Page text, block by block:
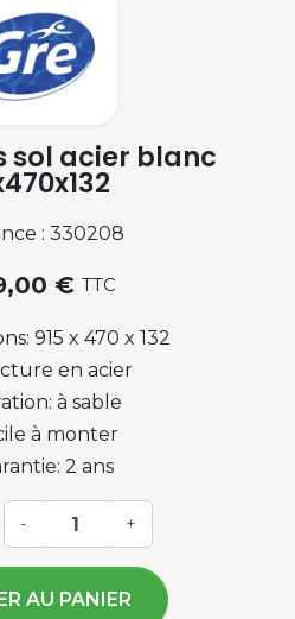
sol acier blanc
: 330208
€ TTC
915 x 470 x 132
en acier
à sable
à monter
2 ans
- +
AU PANIER